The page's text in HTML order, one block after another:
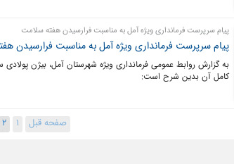
پیام سرپرست فرمانداری ویژه آمل به مناسبت فرارسیدن هفته سلامت
پیام سرپرست فرمانداری ویژه آمل به مناسبت فرارسیدن
به گزارش روابط عمومی فرمانداری ویژه شهرستان آمل، بیژن
کامل آن بدین شرح است:
صفحه قبل 1
2